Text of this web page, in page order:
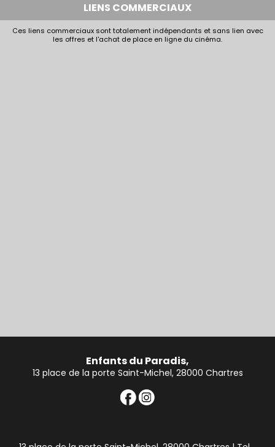
LIENS COMMERCIAUX
Ces liens commerciaux sont totalement indépendants et sans lien avec
les offres et l'achat de place en ligne du cinéma.
Enfants du Paradis,
13 place de la porte Saint-Michel, 28000 Chartres